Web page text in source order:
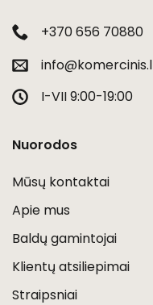
+370 656 70880
I-VII 9:00-19:00
Nuorodos
Mūsų kontaktai
Apie mus
Baldų gamintojai
Klientų atsiliepimai
Straipsniai